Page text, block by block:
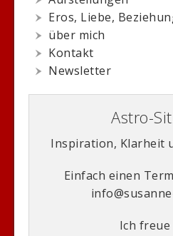
Eros, Liebe,
über mich
Kontakt
Newsletter
Astro-
Inspiration, Klarheit
Einfach einen
Ich freue